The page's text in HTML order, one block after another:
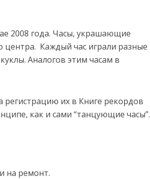
2008 года. Часы, украшающие
центра. Каждый час играли разные
Аналогов этим часам в
их в Книге рекордов
как и сами “танцующие часы”.
на ремонт.